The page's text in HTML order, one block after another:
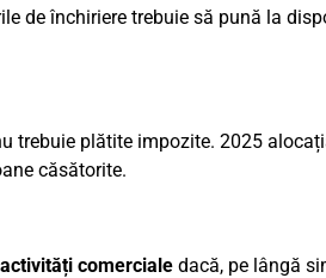
de închiriere trebuie să pună la
trebuie plătite impozite. 2025
căsătorite.
comercialedacă, pe lângă